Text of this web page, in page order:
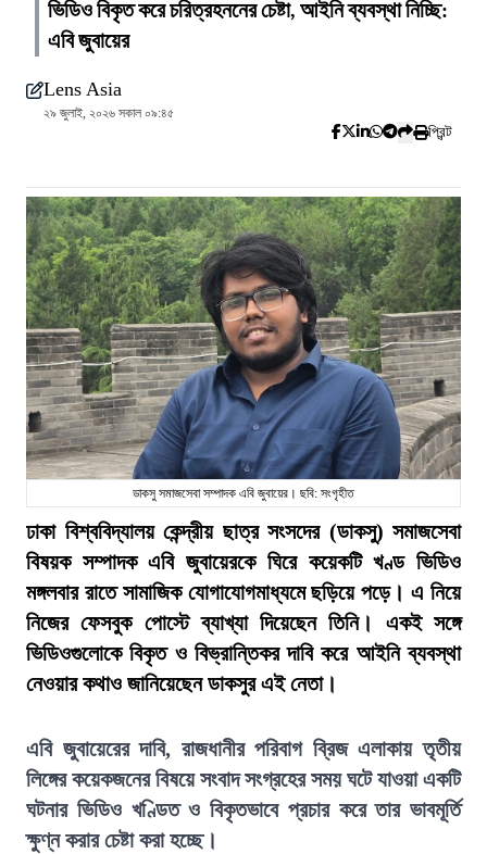
ভিডিও বিকৃত করে চরিত্রহননের চেষ্টা, আইনি ব্যবস্থা নিচ্ছি:
এবি জুবায়ের
Lens Asia
২৯ জুলাই, ২০২৬ সকাল ০৯:৪৫
প্রিন্ট
ডাকসু সমাজসেবা সম্পাদক এবি জুবায়ের। ছবি: সংগৃহীত
ঢাকা বিশ্ববিদ্যালয় কেন্দ্রীয় ছাত্র সংসদের (ডাকসু) সমাজসেবা
বিষয়ক সম্পাদক এবি জুবায়েরকে ঘিরে কয়েকটি খণ্ড ভিডিও
মঙ্গলবার রাতে সামাজিক যোগাযোগমাধ্যমে ছড়িয়ে পড়ে। এ নিয়ে
নিজের ফেসবুক পোস্টে ব্যাখ্যা দিয়েছেন তিনি। একই সঙ্গে
ভিডিওগুলোকে বিকৃত ও বিভ্রান্তিকর দাবি করে আইনি ব্যবস্থা
নেওয়ার কথাও জানিয়েছেন ডাকসুর এই নেতা।
এবি জুবায়েরের দাবি, রাজধানীর পরিবাগ ব্রিজ এলাকায় তৃতীয়
লিঙ্গের কয়েকজনের বিষয়ে সংবাদ সংগ্রহের সময় ঘটে যাওয়া একটি
ঘটনার ভিডিও খণ্ডিত ও বিকৃতভাবে প্রচার করে তার ভাবমূর্তি
ক্ষুণ্ন করার চেষ্টা করা হচ্ছে।